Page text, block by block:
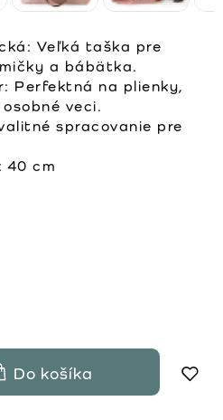
Veľká taška pre
a bábätka.
Perfektná na plienky,
veci.
spracovanie pre
40 cm
Do košíka